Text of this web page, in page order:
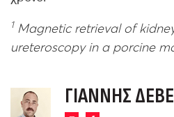
1 Magnetic retrieval of
ureteroscopy in a porcine
ΓΙΆΝΝΗΣ